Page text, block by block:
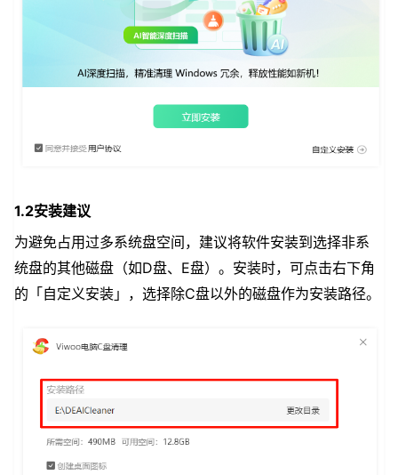
1.2安装建议
为避免占用过多系统盘空间，建议将软件安装到选择非系
统盘的其他磁盘（如D盘、E盘）。安装时，可点击右下角
的「自定义安装」，选择除C盘以外的磁盘作为安装路径。